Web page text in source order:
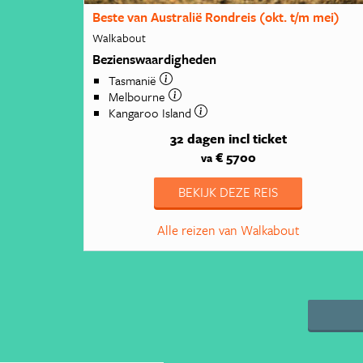
Beste van Australië Rondreis (okt. t/m mei)
Walkabout
Bezienswaardigheden
Tasmanië
Melbourne
Kangaroo Island
32 dagen incl ticket
va€ 5700
BEKIJK DEZE REIS
Alle reizen van Walkabout